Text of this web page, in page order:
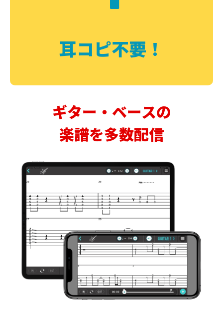
耳コピ不要！
ギター・ベースの
楽譜を多数配信